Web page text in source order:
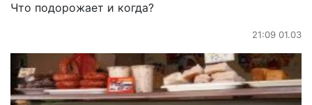
Что подорожает и когда?
21:09 01.03